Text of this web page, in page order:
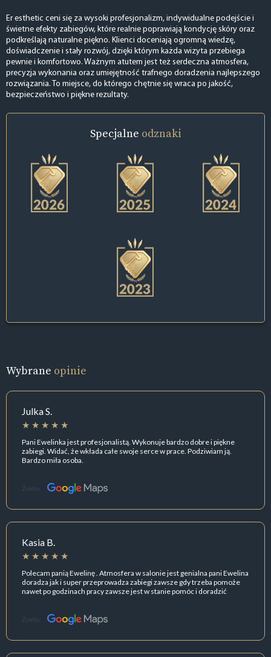
Er esthetic ceni się za wysoki profesjonalizm, indywidualne podejście i
świetne efekty zabiegów, które realnie poprawiają kondycję skóry oraz
podkreślają naturalne piękno. Klienci doceniają ogromną wiedzę,
doświadczenie i stały rozwój, dzięki którym każda wizyta przebiega
pewnie i komfortowo. Ważnym atutem jest też serdeczna atmosfera,
precyzja wykonania oraz umiejętność trafnego doradzenia najlepszego
rozwiązania. To miejsce, do którego chętnie się wraca po jakość,
bezpieczeństwo i piękne rezultaty.
Specjalne odznaki
Wybrane opinie
Julka S.
Pani Ewelinka jest profesjonalistą. Wykonuje bardzo dobre i piękne
zabiegi. Widać, że wkłada całe swoje serce w prace. Podziwiam ją.
Bardzo miła osoba.
Źródło:
Kasia B.
Polecam panią Ewelinę . Atmosfera w salonie jest genialna pani Ewelina
doradza jak i super przeprowadza zabiegi zawsze gdy trzeba pomoże
nawet po godzinach pracy zawsze jest w stanie pomóc i doradzić
Źródło: